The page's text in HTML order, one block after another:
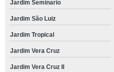
Jardim Seminario
Jardim São Luiz
Jardim Tropical
Jardim Vera Cruz
Jardim Vera Cruz II